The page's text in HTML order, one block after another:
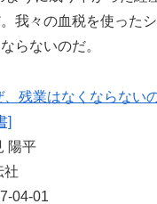
我々の血税を使った
らないのだ。
、残業はなくならない
]
陽平
社
04-01